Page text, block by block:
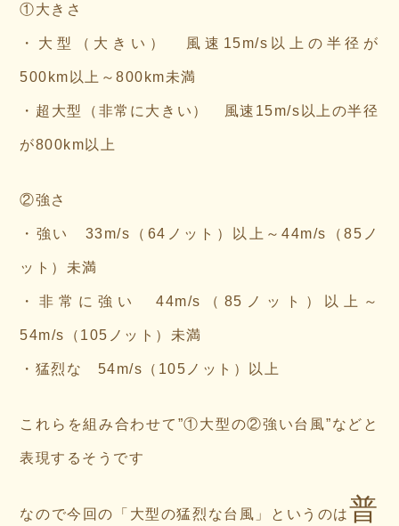
①大きさ
・大型（大きい） 風速15m/s以上の半径が
500km以上～800km未満
・超大型（非常に大きい） 風速15m/s以上の半径
が800km以上
②強さ
・強い 33m/s（64ノット）以上～44m/s（85ノ
ット）未満
・非常に強い 44m/s（85ノット）以上～
54m/s（105ノット）未満
・猛烈な 54m/s（105ノット）以上
これらを組み合わせて”①大型の②強い台風”などと
表現するそうです
なので今回の「大型の猛烈な台風」というのは普